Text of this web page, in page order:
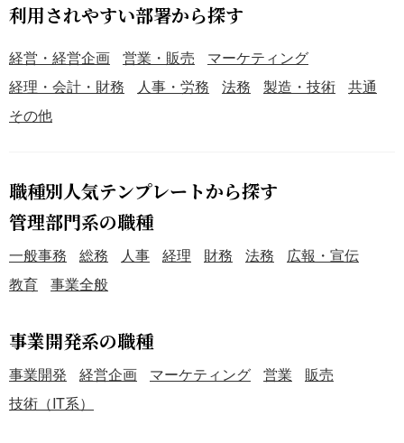
利用されやすい部署から探す
経営・経営企画 営業・販売
マーケティング
経理・会計・財務
人事・労務 法務 製造・技術
共通
その他
職種別人気テンプレートから探す
管理部門系の職種
一般事務 総務 人事 経理 財務 法務
広報・宣伝
教育
事業全般
事業開発系の職種
事業開発 経営企画 マーケティング 営業
販売
技術（IT系）